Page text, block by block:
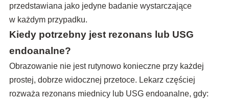
przedstawiana jako jedyne badanie wystarczające
w każdym przypadku.
Kiedy potrzebny jest rezonans lub USG
endoanalne?
Obrazowanie nie jest rutynowo konieczne przy każdej
prostej, dobrze widocznej przetoce. Lekarz częściej
rozważa rezonans miednicy lub USG endoanalne, gdy: